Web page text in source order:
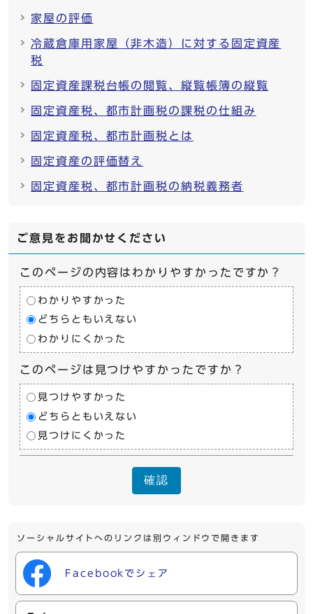
家屋の評価
冷蔵倉庫用家屋（非木造）に対する固定資産
税
固定資産課税台帳の閲覧、縦覧帳簿の縦覧
固定資産税、都市計画税の課税の仕組み
固定資産税、都市計画税とは
固定資産の評価替え
固定資産税、都市計画税の納税義務者
ご意見をお聞かせください
このページの内容はわかりやすかったですか？
わかりやすかった
どちらともいえない
わかりにくかった
このページは見つけやすかったですか？
見つけやすかった
どちらともいえない
見つけにくかった
確認
ソーシャルサイトへのリンクは別ウィンドウで開きます
Facebookでシェア